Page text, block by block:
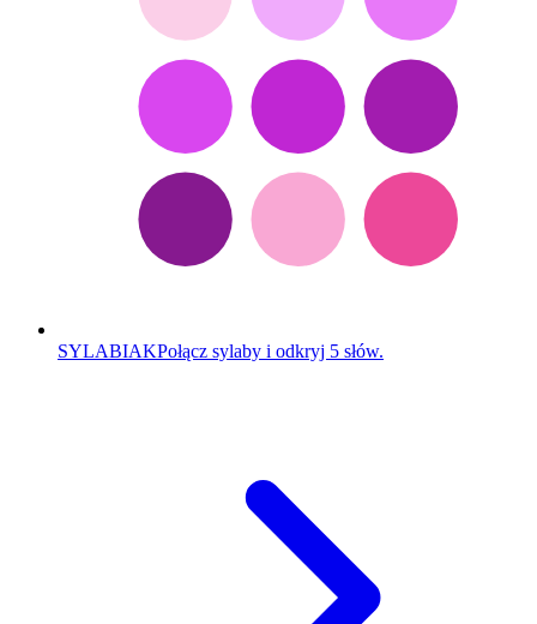
SYLABIAKPołącz sylaby i odkryj 5 słów.